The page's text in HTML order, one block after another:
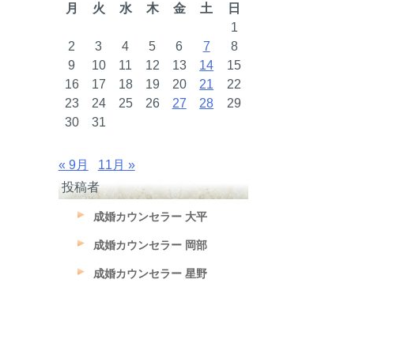
月
火 水 木 金 土
日
1
2
3 4 5 6 7
8
9
10 11 12 13 14
15
16
17 18 19 20 21
22
23
24 25 26 27 28
29
30
31
« 9月
11月 »
投稿者
成婚カウンセラー 大平
成婚カウンセラー 岡部
成婚カウンセラー 星野